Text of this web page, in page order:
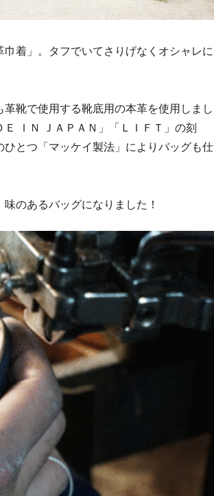
着」。タフでいてさりげなくオシャレに
靴で使用する靴底用の本革を使用しまし
ＩＮ ＪＡＰＡＮ」「ＬＩＦＴ」の刻
とつ「マッケイ製法」によりバッグも仕
のあるバッグになりました！